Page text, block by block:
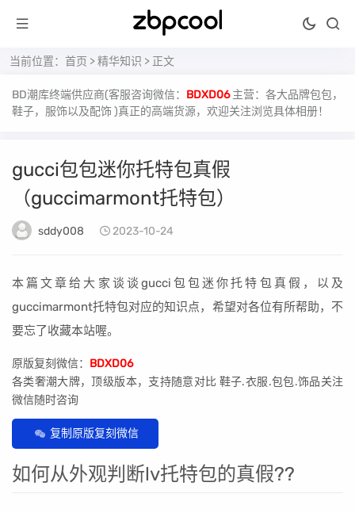
当前位置： 首页 >精华知识 > 正文
BD潮库终端供应商(客服咨询微信： BDXD06 主营：各大品牌包包，
鞋子，服饰以及配饰 )真正的高端货源，欢迎关注浏览具体相册！
gucci包包迷你托特包真假
（guccimarmont托特包）
sddy008 2023-10-24
本篇文章给大家谈谈gucci包包迷你托特包真假，以及
guccimarmont托特包对应的知识点，希望对各位有所帮助，不
要忘了收藏本站喔。
原版复刻微信： BDXD06
各类奢潮大牌，顶级版本，支持随意对比 鞋子.衣服.包包.饰品关注
微信随时咨询
复制原版复刻微信
如何从外观判断lv托特包的真假??